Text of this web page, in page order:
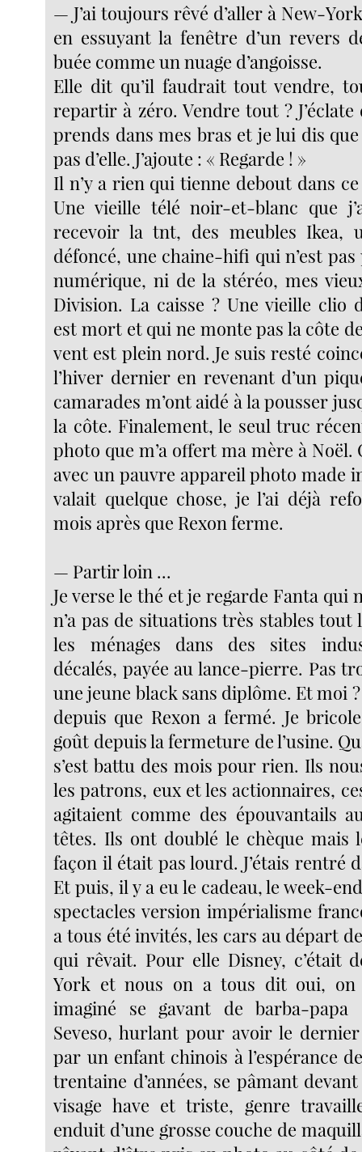
— J’ai toujours rêvé d’aller à New-
en essuyant la fenêtre d’un revers
buée comme un nuage d’angoisse.
Elle dit qu’il faudrait tout vendre,
repartir à zéro. Vendre tout ?
prends dans mes bras et je lui dis
pas d’elle. J’ajoute : « Regarde ! »
Il n’y a rien qui tienne debout dans
Une vieille télé noir-et-blanc que
recevoir la tnt, des meubles Ikea,
défoncé, une chaine-hifi qui n’est pas
numérique, ni de la stéréo, mes
Division. La caisse ? Une vieille clio
est mort et qui ne monte pas la côte
vent est plein nord. Je suis resté
l’hiver dernier en revenant d’un
camarades m’ont aidé à la pousser
la côte. Finalement, le seul truc
photo que m’a offert ma mère à Noël.
avec un pauvre appareil photo made
valait quelque chose, je l’ai déjà
mois après que Rexon ferme.
— Partir loin ...
Je verse le thé et je regarde Fanta qui
n’a pas de situations très stables tout
les ménages dans des sites
décalés, payée au lance-pierre. Pas
une jeune black sans diplôme. Et moi
depuis que Rexon a fermé. Je
goût depuis la fermeture de l’usine.
s’est battu des mois pour rien. Ils
les patrons, eux et les actionnaires,
agitaient comme des épouvantails
têtes. Ils ont doublé le chèque mais
façon il était pas lourd. J’étais rentré
Et puis, il y a eu le cadeau, le week-
spectacles version impérialisme
a tous été invités, les cars au départ
qui rêvait. Pour elle Disney, c’était
York et nous on a tous dit oui, on
imaginé se gavant de barba-papa
Seveso, hurlant pour avoir le
par un enfant chinois à l’espérance
trentaine d’années, se pâmant
visage have et triste, genre
enduit d’une grosse couche de